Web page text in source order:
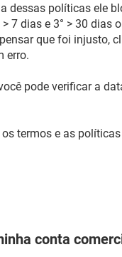
dessas políticas ele
> 7 dias e 3° > 30
que foi injusto,
erro.
pode verificar a
termos e as
conta